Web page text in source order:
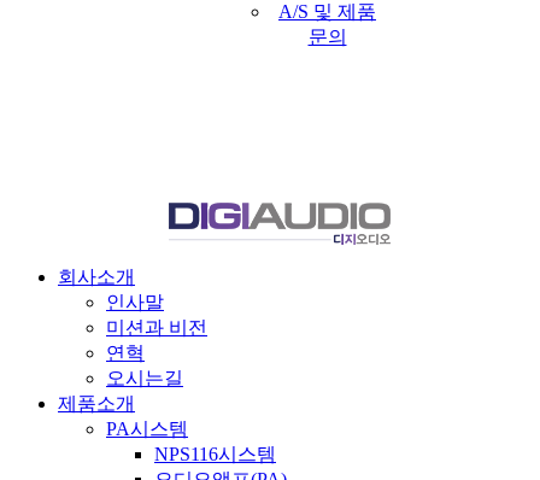
A/S 및 제품
문의
회사소개
인사말
미션과 비전
연혁
오시는길
제품소개
PA시스템
NPS116시스템